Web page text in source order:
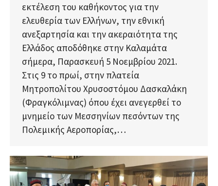
εκτέλεση του καθήκοντος για την
ελευθερία των Ελλήνων, την εθνική
ανεξαρτησία και την ακεραιότητα της
Ελλάδος αποδόθηκε στην Καλαμάτα
σήμερα, Παρασκευή 5 Νοεμβρίου 2021.
Στις 9 το πρωί, στην πλατεία
Μητροπολίτου Χρυσοστόμου Δασκαλάκη
(Φραγκόλιμνας) όπου έχει ανεγερθεί το
μνημείο των Μεσσηνίων πεσόντων της
Πολεμικής Αεροπορίας,…